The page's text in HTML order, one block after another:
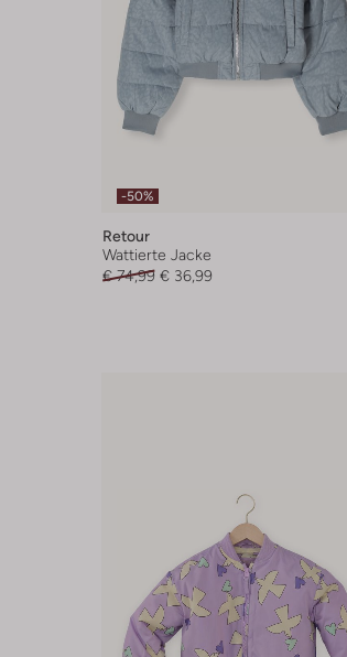
-50%
Retour
Wattierte Jacke
€ 74,99 € 36,99